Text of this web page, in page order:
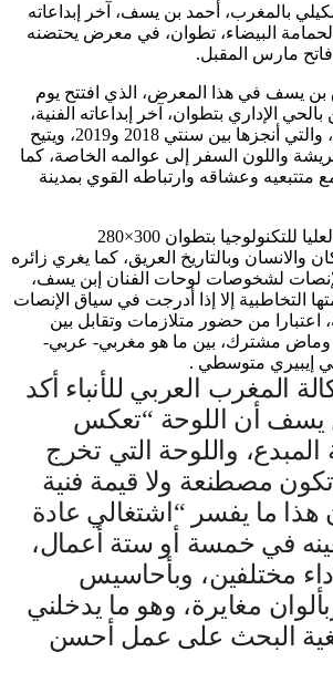
بالمغرب، أحمد بن يسف، آخر إبداعاته
البيضاء، تطوان، في معرض يحتضنه
مارس المقبل.
بن يسف في هذا المعرض، الذي افتتح يوم
الإداري بتطوان، آخر إبداعاته الفنية،
البالغة عددها 43 لوحة، والتي أنجزها بين سنتي 2018 و2019، ويتيح
واللون السفر إلى عوالمه الخاصة، كما
متتبعيه وعشاقه وارتباطه القوي بمدينة
والانسان وبالتاريخ العريق، كما يغري زائره
لشخوصات لوحات الفنان إبن يسف،
التخاطبية إلا إذا أدرجت في سياق الإنصات
اعتبارا من حضور متلازمات وتقابل بين
وماض مشترك، بين ما هو مغربي- عربي-
إيبيري متوسطي .
المغرب العربي للأنباء أكد
يسف أن اللوحة “تعكس
واللوحة التي تخرج
مصطنعة ولا قيمة فنية
هذا ما يفسر “اشتغالي عادة
في خمسة أو ستة أعمال،
مختلفين، وبأحاسيس
مغايرة، وهو ما يدخلني
البحث على عمل أحسن